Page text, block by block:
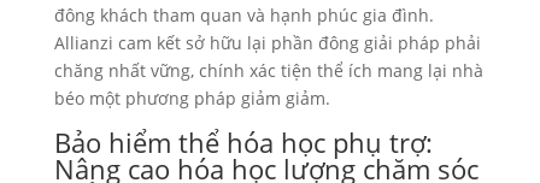
đông khách tham quan và hạnh phúc gia đình.
Allianzi cam kết sở hữu lại phần đông giải pháp phải
chăng nhất vững, chính xác tiện thể ích mang lại nhà
béo một phương pháp giảm giảm.
Bảo hiểm thể hóa học phụ trợ:
Nâng cao hóa học lượng chăm sóc